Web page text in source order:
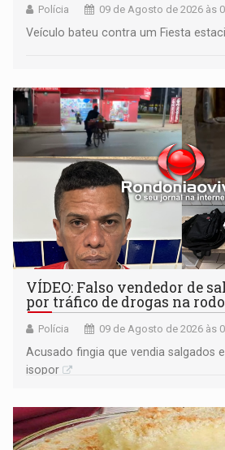
Polícia 09 de Agosto de 2026 às
Veículo bateu contra um Fiesta
VÍDEO: Falso vendedor de
por tráfico de drogas na
Polícia 09 de Agosto de 2026 às
Acusado fingia que vendia salgados
isopor